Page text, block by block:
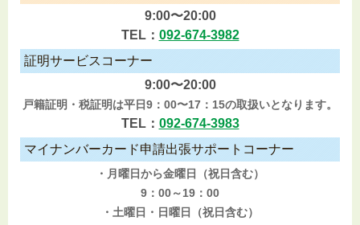
9:00〜20:00
TEL： 092-674-3982
証明サービスコーナー
9:00〜20:00
戸籍証明・税証明は平日9：00〜17：15の取扱いとなります。
TEL： 092-674-3983
マイナンバーカード申請出張サポートコーナー
・月曜日から金曜日（祝日含む）
9：00～19：00
・土曜日・日曜日（祝日含む）